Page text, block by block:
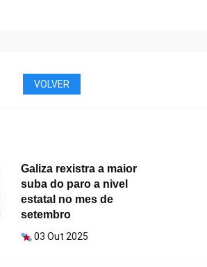
VOLVER
Galiza rexistra a maior
suba do paro a nivel
estatal no mes de
setembro
03 Out 2025